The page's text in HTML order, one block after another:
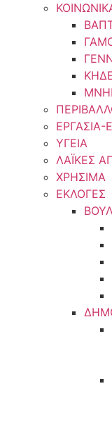
ΕΡΓΑΣΙΑ-
ΥΓΕΙΑ
ΛΑΪΚΕΣ
ΧΡΗΣΙΜΑ
ΕΚΛΟΓΕΣ